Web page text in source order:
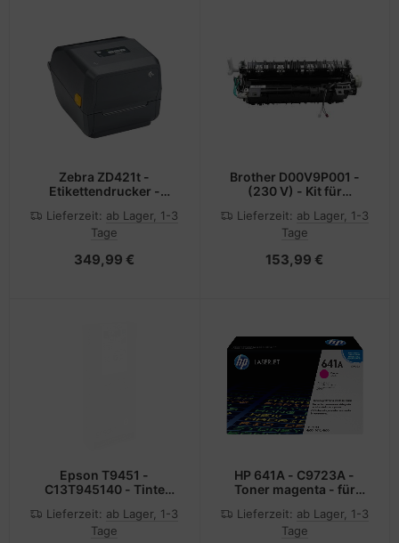
Zebra ZD421t -
Etikettendrucker -
(11,2 cm)
Lieferzeit: ab Lager, 1-3
Tage
349,99 €
Brother D00V9P001 -
(230 V) - Kit für
L5500 L5600 L5650
MFC-L5700 L5750
Lieferzeit: ab Lager, 1-3
Tage
153,99 €
Epson T9451 -
C13T945140 - Tinte
Pro WF-C5210DW, WF-
C5290DW, WF-
Lieferzeit: ab Lager, 1-3
Tage
HP 641A - C9723A -
Toner magenta - für
4610, 4650
Lieferzeit: ab Lager, 1-3
Tage